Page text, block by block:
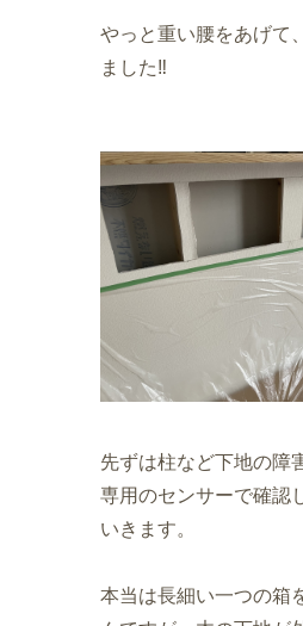
やっと重い腰をあげて
ました‼
先ずは柱など下地の障
専用のセンサーで確認
いきます。
本当は長細い一つの箱